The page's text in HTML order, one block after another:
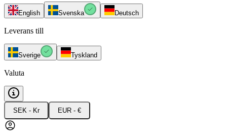
English Svenska Deutsch
Leverans till
Sverige Tyskland
Valuta
SEK - Kr EUR - €